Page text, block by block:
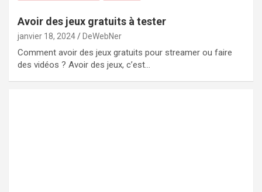
Avoir des jeux gratuits à tester
janvier 18, 2024 DeWebNer
Comment avoir des jeux gratuits pour streamer ou faire
des vidéos ? Avoir des jeux, c’est…